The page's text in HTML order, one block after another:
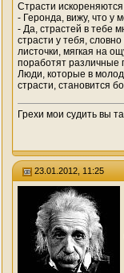
Страсти
- Геронда, вижу, что у
- Да, страстей в тебе
страсти у тебя,
листочки, мягкая на
поработят различные
Люди, которые в
страсти, становится
Грехи мои судить вы
23.01.2012, 11:25